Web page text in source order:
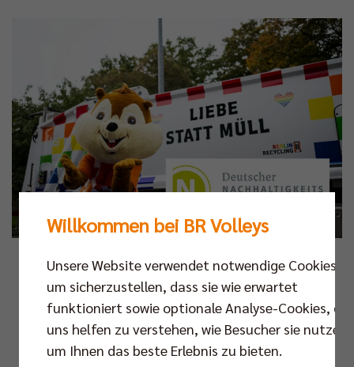
Foto: citypress/Pohl
m Zuge ihrer Nachhaltigkeitsbestrebungen
haben sich die BR Volleys auch für das
Geschäftsjahr 2023 wieder auf den Weg
Willkommen bei BR Volleys
Unsere Website verwendet notwendige Cookies,
um sicherzustellen, dass sie wie erwartet
funktioniert sowie optionale Analyse-Cookies, die
uns helfen zu verstehen, wie Besucher sie nutzen,
um Ihnen das beste Erlebnis zu bieten.